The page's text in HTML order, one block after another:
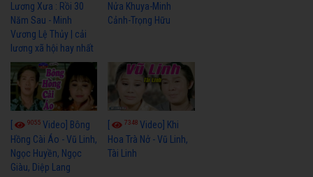
Lương Xưa : Rồi 30
Năm Sau - Minh
Vương Lệ Thủy | cải
lương xã hội hay nhất
Nửa Khuya-Minh
Cảnh-Trọng Hữu
9055 Video] Bông
Hồng Cài Áo - Vũ Linh,
Ngọc Huyền, Ngọc
Giàu, Diệp Lang
7348Video] Khi
Hoa Trà Nở - Vũ Linh,
Tài Linh